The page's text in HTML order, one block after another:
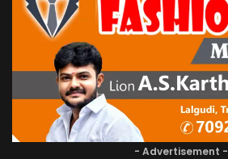
- Advertisement -